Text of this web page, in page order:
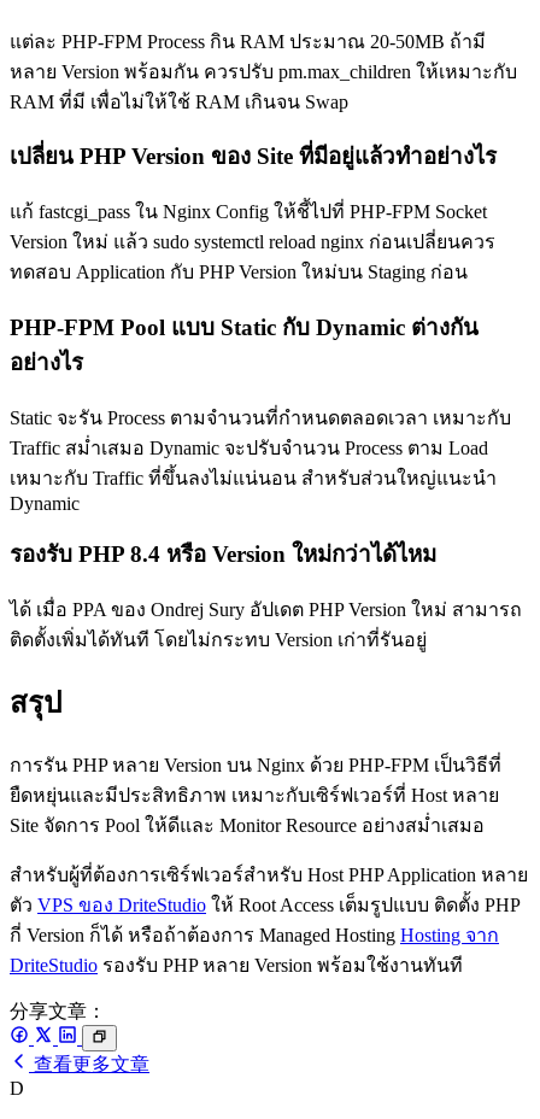
แต่ละ PHP-FPM Process กิน RAM ประมาณ 20-50MB ถ้ามี
หลาย Version พร้อมกัน ควรปรับ pm.max_children ให้เหมาะกับ
RAM ที่มี เพื่อไม่ให้ใช้ RAM เกินจน Swap
เปลี่ยน PHP Version ของ Site ที่มีอยู่แล้วทำอย่างไร
แก้ fastcgi_pass ใน Nginx Config ให้ชี้ไปที่ PHP-FPM Socket
Version ใหม่ แล้ว sudo systemctl reload nginx ก่อนเปลี่ยนควร
ทดสอบ Application กับ PHP Version ใหม่บน Staging ก่อน
PHP-FPM Pool แบบ Static กับ Dynamic ต่างกัน
อย่างไร
Static จะรัน Process ตามจำนวนที่กำหนดตลอดเวลา เหมาะกับ
Traffic สม่ำเสมอ Dynamic จะปรับจำนวน Process ตาม Load
เหมาะกับ Traffic ที่ขึ้นลงไม่แน่นอน สำหรับส่วนใหญ่แนะนำ
Dynamic
รองรับ PHP 8.4 หรือ Version ใหม่กว่าได้ไหม
ได้ เมื่อ PPA ของ Ondrej Sury อัปเดต PHP Version ใหม่ สามารถ
ติดตั้งเพิ่มได้ทันที โดยไม่กระทบ Version เก่าที่รันอยู่
สรุป
การรัน PHP หลาย Version บน Nginx ด้วย PHP-FPM เป็นวิธีที่
ยืดหยุ่นและมีประสิทธิภาพ เหมาะกับเซิร์ฟเวอร์ที่ Host หลาย
Site จัดการ Pool ให้ดีและ Monitor Resource อย่างสม่ำเสมอ
สำหรับผู้ที่ต้องการเซิร์ฟเวอร์สำหรับ Host PHP Application หลาย
ตัว VPS ของ DriteStudio ให้ Root Access เต็มรูปแบบ ติดตั้ง PHP
กี่ Version ก็ได้ หรือถ้าต้องการ Managed Hosting Hosting จาก
DriteStudio รองรับ PHP หลาย Version พร้อมใช้งานทันที
分享文章：
查看更多文章
D